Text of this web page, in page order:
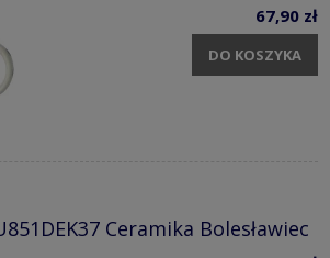
67,90 zł
DO KOSZYKA
Ceramika Bolesławiec